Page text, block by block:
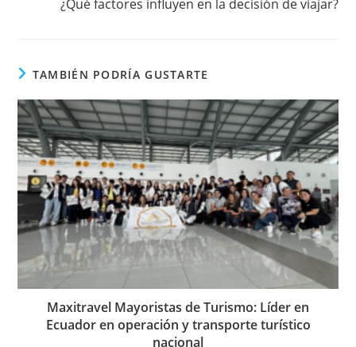
¿Qué factores influyen en la decisión de viajar?
TAMBIÉN PODRÍA GUSTARTE
Maxitravel Mayoristas de Turismo: Líder en
Ecuador en operación y transporte turístico
nacional